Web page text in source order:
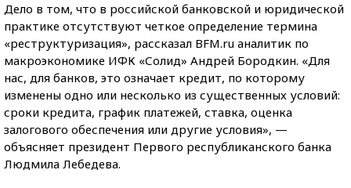
Дело в том, что в российской банковской и юридической
практике отсутствуют четкое определение термина
«реструктуризация», рассказал BFM.ru аналитик по
макроэкономике ИФК «Солид» Андрей Бородкин. «Для
нас, для банков, это означает кредит, по которому
изменены одно или несколько из существенных условий:
сроки кредита, график платежей, ставка, оценка
залогового обеспечения или другие условия», —
объясняет президент Первого республиканского банка
Людмила Лебедева.